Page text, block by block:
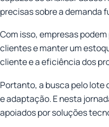
precisas sobre a demanda
Com isso, empresas
clientes e manter um
cliente e a eficiência dos
Portanto, a busca pelo lote
e adaptação. E nesta
apoiados por soluções